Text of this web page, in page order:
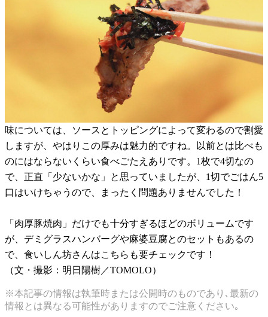
味については、ソースとトッピングによって変わるので割愛
しますが、やはりこの厚みは魅力的ですね。以前とは比べも
のにはならないくらい食べごたえありです。1枚で4切なの
で、正直「少ないかな」と思っていましたが、1切でごはん5
口はいけちゃうので、まったく問題ありませんでした！
「肉厚豚焼肉」だけでも十分すぎるほどのボリュームです
が、デミグラスハンバーグや麻婆豆腐とのセットもあるの
で、食いしん坊さんはこちらも要チェックです！
（文・撮影：明日陽樹／TOMOLO）
※本記事の情報は執筆時または公開時のものであり､最新の
情報とは異なる可能性がありますのでご注意ください｡